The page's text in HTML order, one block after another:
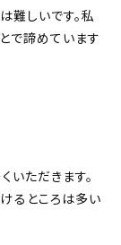
難しいです。私
で諦めています
いただきます。
るところは多い